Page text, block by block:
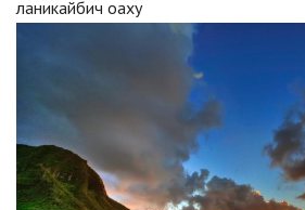
ланикайбич оаху